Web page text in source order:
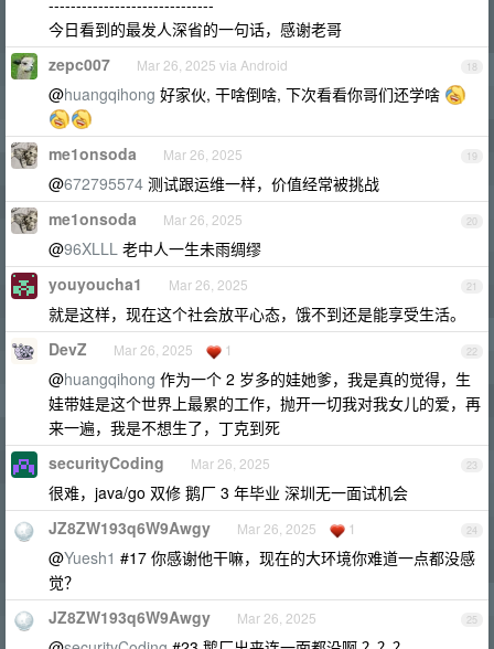
------------------------------
今日看到的最发人深省的一句话，感谢老哥
18
zepc007 Mar 26, 2025 via Android
@huangqihong 好家伙, 干啥倒啥, 下次看看你哥们还学啥
19
me1onsoda Mar 26, 2025
@672795574 测试跟运维一样，价值经常被挑战
20
me1onsoda Mar 26, 2025
@96XLLL 老中人一生未雨绸缪
21
youyoucha1 Mar 26, 2025
就是这样，现在这个社会放平心态，饿不到还是能享受生活。
22
DevZ Mar 26, 2025 1
@huangqihong 作为一个 2 岁多的娃她爹，我是真的觉得，生
娃带娃是这个世界上最累的工作，抛开一切我对我女儿的爱，再
来一遍，我是不想生了，丁克到死
23
securityCoding Mar 26, 2025
很难，java/go 双修 鹅厂 3 年毕业 深圳无一面试机会
24
JZ8ZW193q6W9Awgy Mar 26, 2025 1
@Yuesh1 #17 你感谢他干嘛，现在的大环境你难道一点都没感
觉？
25
JZ8ZW193q6W9Awgy Mar 26, 2025